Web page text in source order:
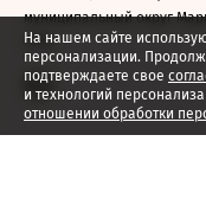
На нашем сайте
персонализации.
подтверждаете свое
и технологий
отношении обработки
муниципальный округ
2026